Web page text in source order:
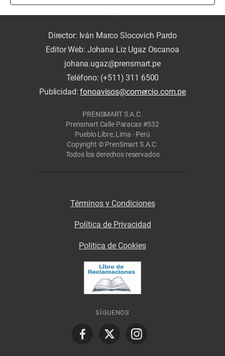
Director: Iván Marco Slocovich Pardo
Editor Web: Johana Liz Ugaz Oscanoa
johana.ugaz@prensmart.pe
Teléfono: (+511) 311 6500
Publicidad:fonoavisos@comercio.com.pe
PRENSMART S.A.C.
Prensmart Calle Paracas #532
Pueblo Libre, Lima - Perú
Copyright © PrenSmart S.A.C.
Todos los derechos reservados
Términos y Condiciones
Política de Privacidad
Politica de Cookies
SÍGUENOS